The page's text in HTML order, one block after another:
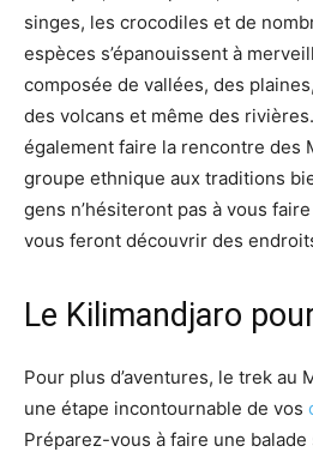
singes, les crocodiles et de
espèces s’épanouissent à
composée de vallées, des
des volcans et même des
également faire la rencontre des
groupe ethnique aux traditions
gens n’hésiteront pas à vous
vous feront découvrir des
Le Kilimandjaro
Pour plus d’aventures, le trek au
une étape incontournable de vos
Préparez-vous à faire une